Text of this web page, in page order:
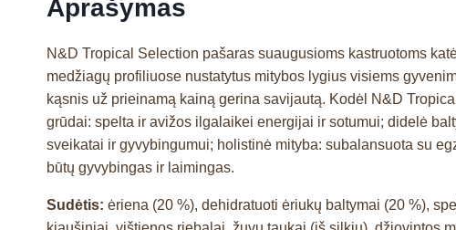
Aprašymas
N&D Tropical Selection pašaras suaugusioms kastruotoms
medžiagų profiliuose nustatytus mitybos lygius visiems
kąsnis už prieinamą kainą gerina savijautą. Kodėl N&D
grūdai: spelta ir avižos ilgalaikei energijai ir sotumui; didelė
sveikatai ir gyvybingumui; holistinė mityba: subalansuota su
būtų gyvybingas ir laimingas.
Sudėtis: ėriena (20 %), dehidratuoti ėriukų baltymai (20 %),